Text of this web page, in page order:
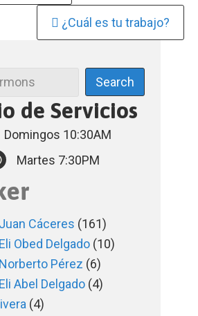
¿Cuál es tu trabajo?
de Servicios
Domingos 10:30AM
Martes 7:30PM
Cáceres (161)
Obed Delgado (10)
Pérez (6)
Abel Delgado (4)
(4)